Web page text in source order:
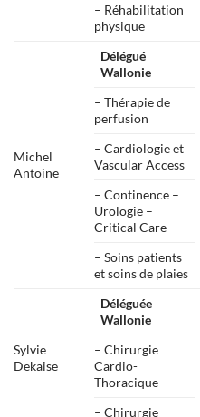
– Réhabilitation
physique
Michel
Antoine
Délégué
Wallonie
– Thérapie de
perfusion
– Cardiologie et
Vascular Access
– Continence –
Urologie –
Critical Care
– Soins patients
et soins de plaies
Sylvie
Dekaise
Déléguée
Wallonie
– Chirurgie
Cardio-
Thoracique
– Chirurgie